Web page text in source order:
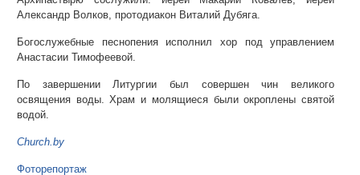
Александр Волков, протодиакон Виталий Дубяга.
Богослужебные песнопения исполнил хор под управлением
Анастасии Тимофеевой.
По завершении Литургии был совершен чин великого
освящения воды. Храм и молящиеся были окроплены святой
водой.
Church.by
Фоторепортаж